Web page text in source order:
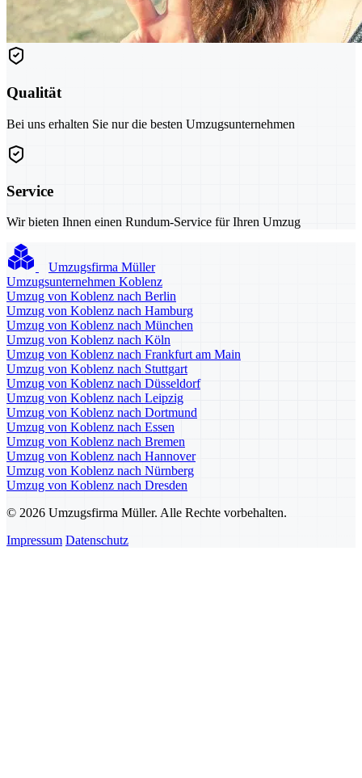
Qualität
Bei uns erhalten Sie nur die besten Umzugsunternehmen
Service
Wir bieten Ihnen einen Rundum-Service für Ihren Umzug
Umzugsfirma Müller
Umzugsunternehmen Koblenz
Umzug von Koblenz nach Berlin
Umzug von Koblenz nach Hamburg
Umzug von Koblenz nach München
Umzug von Koblenz nach Köln
Umzug von Koblenz nach Frankfurt am Main
Umzug von Koblenz nach Stuttgart
Umzug von Koblenz nach Düsseldorf
Umzug von Koblenz nach Leipzig
Umzug von Koblenz nach Dortmund
Umzug von Koblenz nach Essen
Umzug von Koblenz nach Bremen
Umzug von Koblenz nach Hannover
Umzug von Koblenz nach Nürnberg
Umzug von Koblenz nach Dresden
© 2026 Umzugsfirma Müller. Alle Rechte vorbehalten.
Impressum Datenschutz